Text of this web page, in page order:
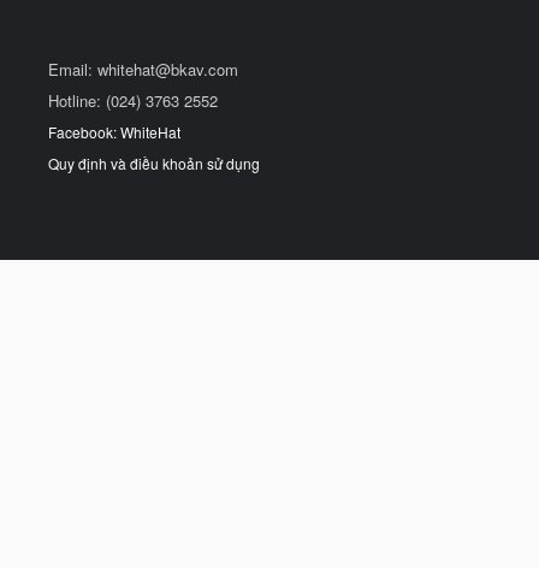
Email: whitehat@bkav.com
Hotline: (024) 3763 2552
Facebook: WhiteHat
Quy định và điều khoản sử dụng